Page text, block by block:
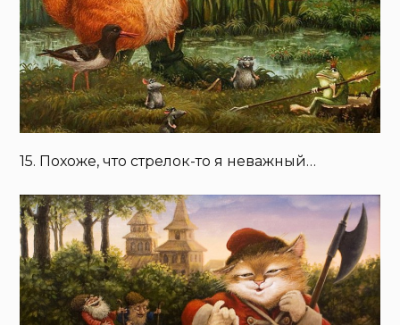
15. Похоже, что стрелок-то я неважный…